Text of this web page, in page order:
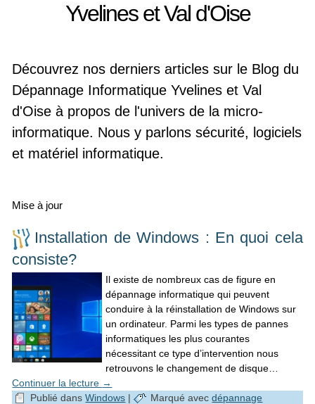
Yvelines et Val d'Oise
Découvrez nos derniers articles sur le Blog du
Dépannage Informatique Yvelines et Val
d'Oise à propos de l'univers de la micro-
informatique. Nous y parlons sécurité, logiciels
et matériel informatique.
Mise à jour
Installation de Windows : En quoi cela
consiste?
Il existe de nombreux cas de figure en
dépannage informatique qui peuvent
conduire à la réinstallation de Windows sur
un ordinateur. Parmi les types de pannes
informatiques les plus courantes
nécessitant ce type d’intervention nous
retrouvons le changement de disque…
Continuer la lecture →
Publié dans Windows | Marqué avec dépannage